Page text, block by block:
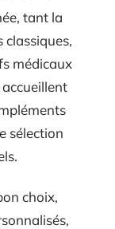
tant la
classiques,
médicaux
sélection
choix,